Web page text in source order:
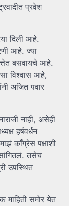
प्रवेश
दिली आहे.
आहे. ज्या
बसवायचे आहे.
विश्वास आहे,
अजित पवार
नाही, असेही
हर्षवर्धन
काँग्रेस पक्षाशी
तसेच
उपस्थित
माहिती समोर येत